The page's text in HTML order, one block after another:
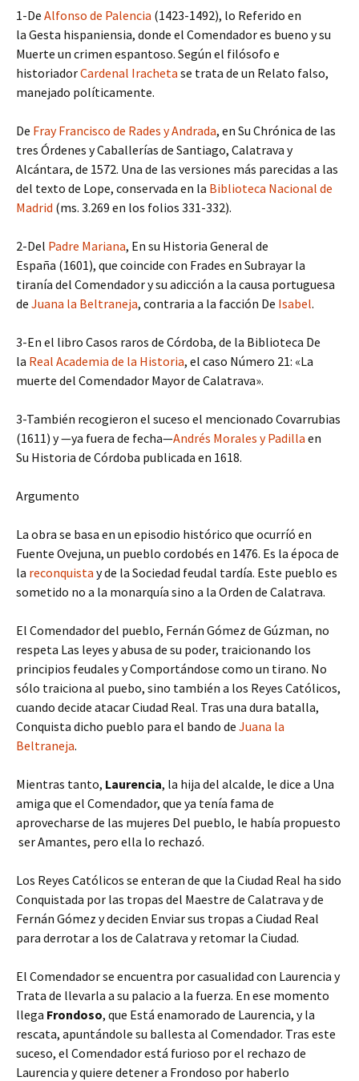
1-De Alfonso de Palencia (1423-1492), lo Referido en
la Gesta hispaniensia, donde el Comendador es bueno y su
Muerte un crimen espantoso. Según el filósofo e
historiadorCardenal Iracheta se trata de un Relato falso,
manejado políticamente.
De Fray Francisco de Rades y Andrada, en Su Chrónica de las
tres Órdenes y Caballerías de Santiago, Calatrava y
Alcántara, de 1572. Una de las versiones más parecidas a las
del texto de Lope, conservada en la Biblioteca Nacional de
Madrid (ms. 3.269 en los folios 331-332).
2-Del Padre Mariana, En su Historia General de
España (1601), que coincide con Frades en Subrayar la
tiranía del Comendador y su adicción a la causa portuguesa
de Juana la Beltraneja, contraria a la facción De Isabel.
3-En el libro Casos raros de Córdoba, de la Biblioteca De
la Real Academia de la Historia, el caso Número 21: «La
muerte del Comendador Mayor de Calatrava».
3-También recogieron el suceso el mencionado Covarrubias
(1611) y —ya fuera de fecha—Andrés Morales y Padilla en
Su Historia de Córdoba publicada en 1618.
Argumento
La obra se basa en un episodio histórico que ocurríó en
Fuente Ovejuna, un pueblo cordobés en 1476. Es la época de
la reconquista y de la Sociedad feudal tardía. Este pueblo es
sometido no a la monarquía sino a la Orden de Calatrava.
El Comendador del pueblo, Fernán Gómez de Gúzman, no
respeta Las leyes y abusa de su poder, traicionando los
principios feudales y Comportándose como un tirano. No
sólo traiciona al puebo, sino también a los Reyes Católicos,
cuando decide atacar Ciudad Real. Tras una dura batalla,
Conquista dicho pueblo para el bando de Juana la
Beltraneja.
Mientras tanto, Laurencia, la hija del alcalde, le dice a Una
amiga que el Comendador, que ya tenía fama de
aprovecharse de las mujeres Del pueblo, le había propuesto
ser Amantes, pero ella lo rechazó.
Los Reyes Católicos se enteran de que la Ciudad Real ha sido
Conquistada por las tropas del Maestre de Calatrava y de
Fernán Gómez y deciden Enviar sus tropas a Ciudad Real
para derrotar a los de Calatrava y retomar la Ciudad.
El Comendador se encuentra por casualidad con Laurencia y
Trata de llevarla a su palacio a la fuerza. En ese momento
llega Frondoso, que Está enamorado de Laurencia, y la
rescata, apuntándole su ballesta al Comendador. Tras este
suceso, el Comendador está furioso por el rechazo de
Laurencia y quiere detener a Frondoso por haberlo